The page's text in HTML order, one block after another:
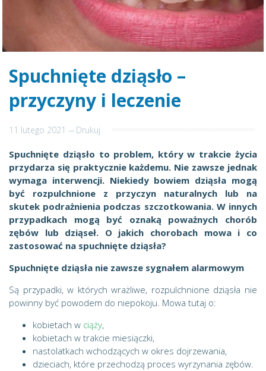
Spuchnięte dziąsło –
przyczyny i leczenie
11 lutego 2021--- Drukuj
Spuchnięte dziąsło to problem, który w trakcie życia
przydarza się praktycznie każdemu. Nie zawsze jednak
wymaga interwencji. Niekiedy bowiem dziąsła mogą
być rozpulchnione z przyczyn naturalnych lub na
skutek podrażnienia podczas szczotkowania. W innych
przypadkach mogą być oznaką poważnych chorób
zębów lub dziąseł. O jakich chorobach mowa i co
zastosować na spuchnięte dziąsła?
Spuchnięte dziąsła nie zawsze sygnałem alarmowym
Są przypadki, w których wrażliwe, rozpulchnione dziąsła nie
powinny być powodem do niepokoju. Mowa tutaj o:
kobietach w ciąży,
kobietach w trakcie miesiączki,
nastolatkach wchodzących w okres dojrzewania,
dzieciach, które przechodzą proces wyrzynania zębów.